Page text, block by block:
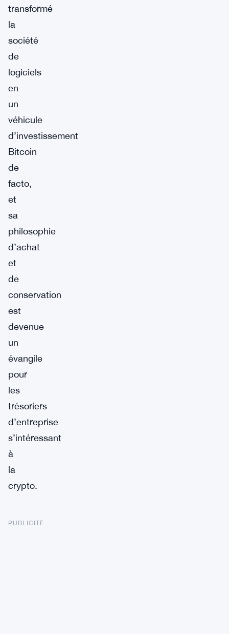
transformé
la
société
de
logiciels
en
un
véhicule
d’investissement
Bitcoin
de
facto,
et
sa
philosophie
d’achat
et
de
conservation
est
devenue
un
évangile
pour
les
trésoriers
d’entreprise
s’intéressant
à
la
crypto.
PUBLICITÉ